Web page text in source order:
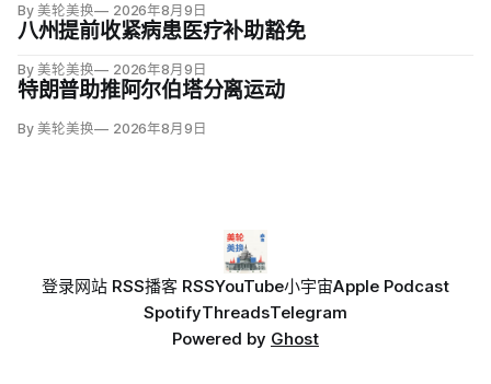
By 美轮美换 2026年8月9日
八州提前收紧病患医疗补助豁免
By 美轮美换 2026年8月9日
特朗普助推阿尔伯塔分离运动
By 美轮美换 2026年8月9日
登录网站 RSS播客 RSSYouTube小宇宙Apple Podcast
SpotifyThreadsTelegram
Powered by Ghost